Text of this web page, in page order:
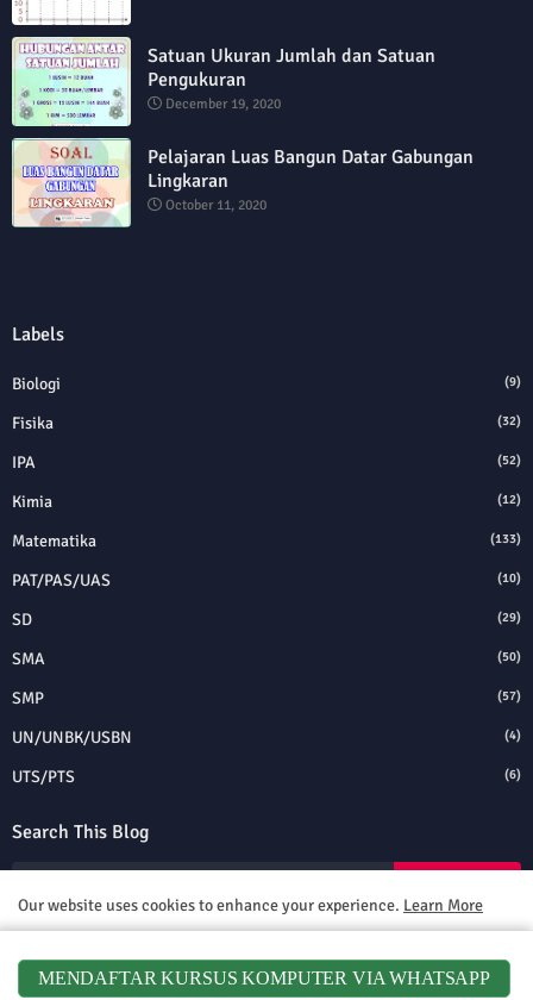
MENDAFTAR KURSUS KOMPUTER VIA WHATSAPP
Satuan Ukuran Jumlah dan Satuan
Pengukuran
December 19, 2020
Pelajaran Luas Bangun Datar Gabungan
Lingkaran
October 11, 2020
Labels
Biologi (9)
Fisika (32)
IPA (52)
Kimia (12)
Matematika (133)
PAT/PAS/UAS (10)
SD (29)
SMA (50)
SMP (57)
UN/UNBK/USBN (4)
UTS/PTS (6)
Search This Blog
Our website uses cookies to enhance your experience. Learn More
Accept !